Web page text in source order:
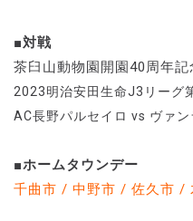
■対戦
茶臼山動物園開園40周年記
2023明治安田生命J3リーグ
AC長野パルセイロ vs ヴァン
■ホームタウンデー
千曲市 / 中野市 / 佐久市 /